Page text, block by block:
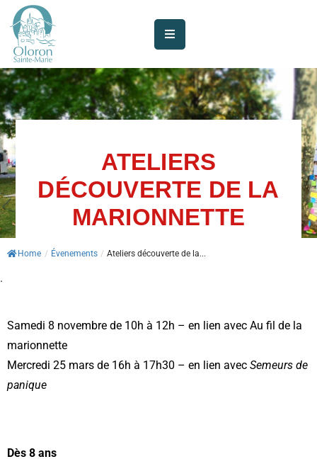
AUJOURD’HUI
À
OLORON
JE
SUIS
MES
SERVICES
VIE
MUNICIPALE
ACTUALITÉS
PAYER
ATELIERS
DÉCOUVERTE DE LA
MARIONNETTE
Home / Évenements / Ateliers découverte de la...
.
Samedi 8 novembre de 10h à 12h – en lien avec Au fil de la
marionnette
Mercredi 25 mars de 16h à 17h30 – en lien avec Semeurs de
panique
Dès 8 ans